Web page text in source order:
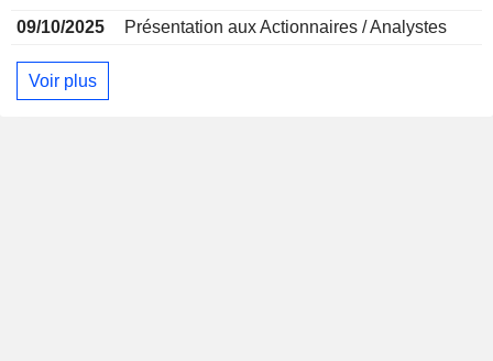
09/10/2025
Présentation aux Actionnaires / Analystes
Voir plus